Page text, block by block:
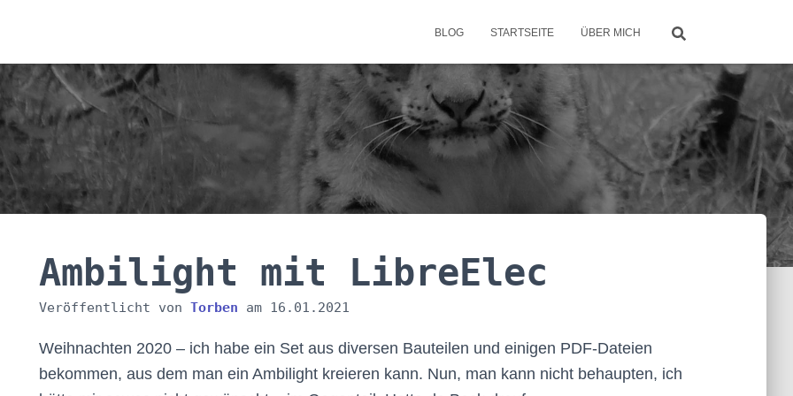
BLOG STARTSEITE ÜBER MICH
Ambilight mit LibreElec
Veröffentlicht von Torben am 16.01.2021
Weihnachten 2020 – ich habe ein Set aus diversen Bauteilen und einigen PDF-Dateien
bekommen, aus dem man ein Ambilight kreieren kann. Nun, man kann nicht behaupten, ich